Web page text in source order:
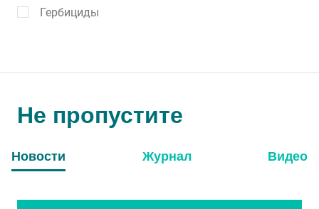
Гербициды
Не пропустите
Новости Журнал Видео